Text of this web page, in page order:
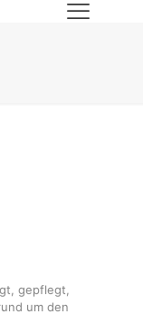
gepflegt,
um den